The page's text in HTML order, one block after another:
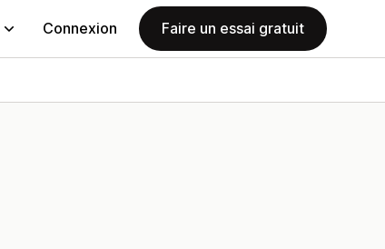
Connexion Faire un essai gratuit